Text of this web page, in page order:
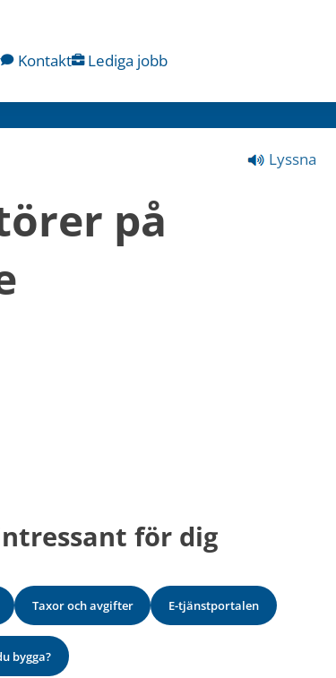
Kontakt Lediga jobb
Lyssna
på
för dig
Taxor och avgifter E-tjänstportalen
bygga?